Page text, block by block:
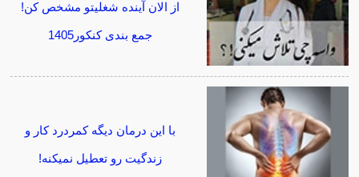
از الان آینده شغلیتو مشخص کن!
جمع بندی کنکور1405
با این درمان دیگه کمردرد کار و
زندگیت رو تعطیل نمیکنه!